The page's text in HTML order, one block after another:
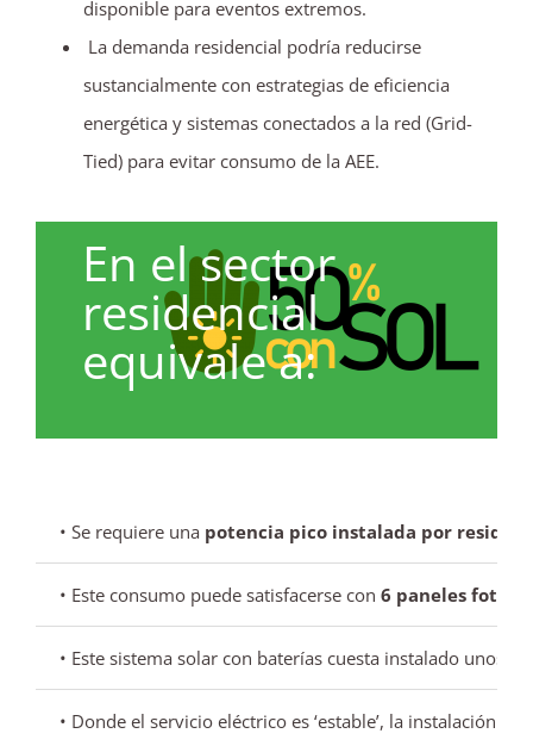
disponible para eventos extremos.
La demanda residencial podría reducirse
sustancialmente con estrategias de eficiencia
energética y sistemas conectados a la red (Grid-
Tied) para evitar consumo de la AEE.
En el sector
residencial
equivale a:
• Se requiere una potencia pico instalada por
• Este consumo puede satisfacerse con 6 paneles
• Este sistema solar con baterías cuesta instalado unos
• Donde el servicio eléctrico es ‘estable’, la instalación